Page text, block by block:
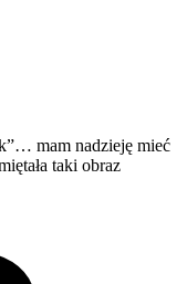
mam nadzieję mieć
taki obraz